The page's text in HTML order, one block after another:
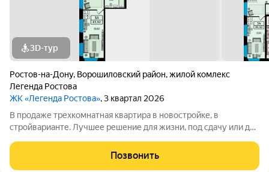
3D-тур
Ростов-на-Дону, Ворошиловский район,жилой комлекс
Легенда Ростова
ЖК «Легенда Ростова», 3 квартал 2026
В продаже трехкомнатная квартира в новостройке, в
стройварианте. Лучшее решение для жизни, под сдачу или для
метров, с раздельным санузлом, просторная прихожая, в
которой есть место и для
Позвонить